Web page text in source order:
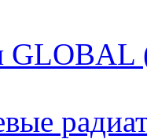
GLOBAL